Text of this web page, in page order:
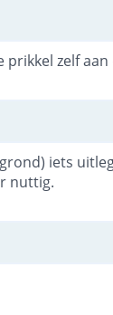
zelf aan
iets
nuttig.